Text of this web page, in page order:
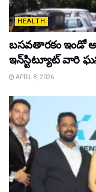
HEALTH
బసవతారకం ఇండో
ఇన్‌స్టిట్యూట్ వారి
APRIL 8, 2026